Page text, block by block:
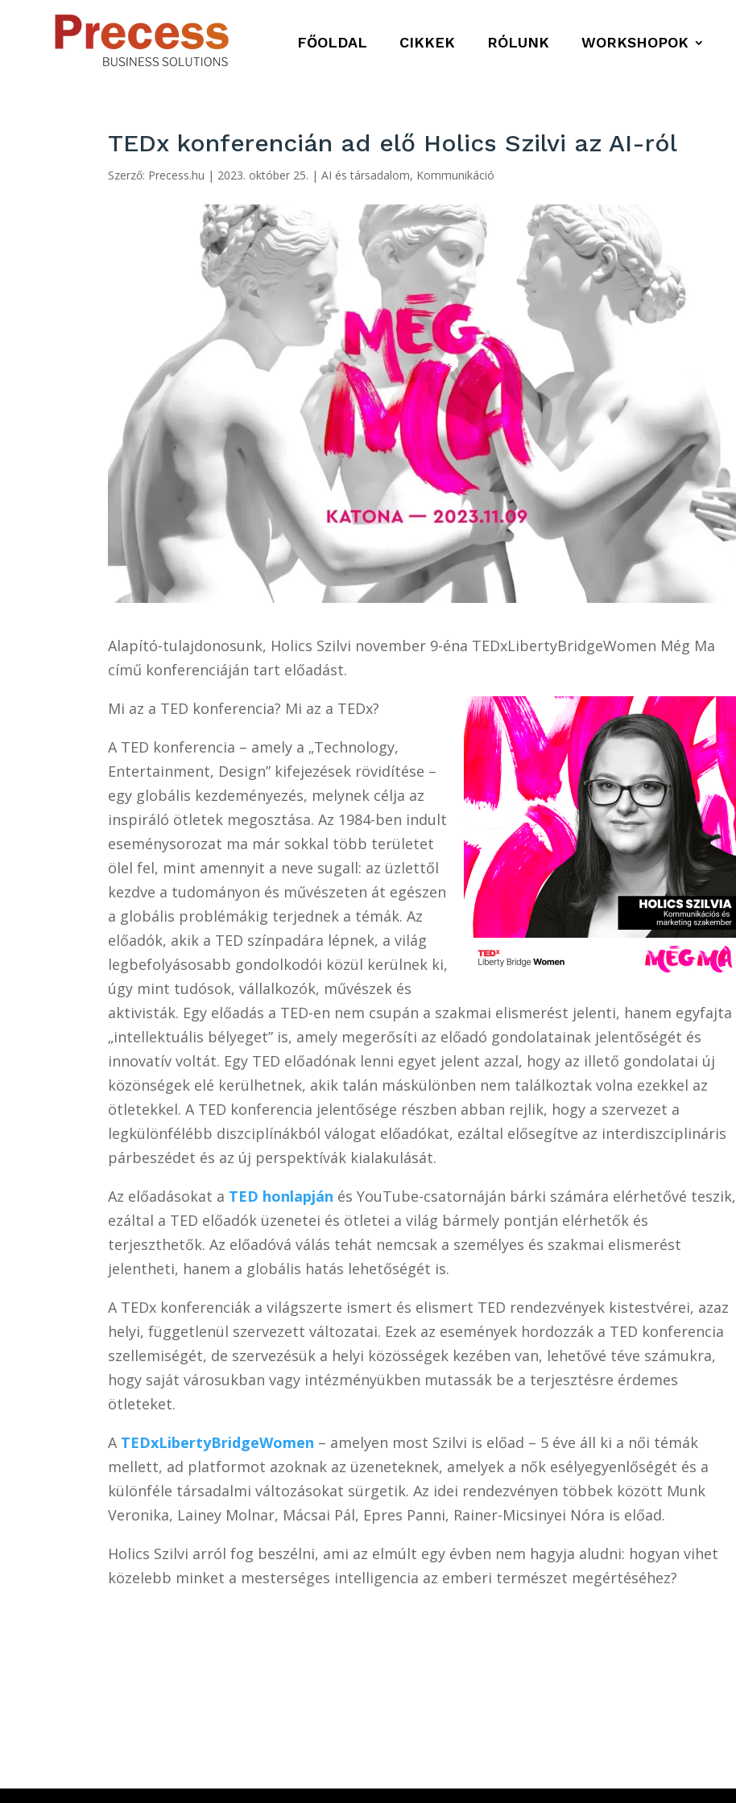
FŐOLDAL CIKKEK RÓLUNK WORKSHOPOK
TEDx konferencián ad elő Holics Szilvi az AI-ról
Szerző: Precess.hu | 2023. október 25. |AI és társadalom, Kommunikáció
Alapító-tulajdonosunk, Holics Szilvi november 9-éna TEDxLibertyBridgeWomen Még Ma
című konferenciáján tart előadást.
Mi az a TED konferencia? Mi az a TEDx?
A TED konferencia – amely a „Technology,
Entertainment, Design” kifejezések rövidítése –
egy globális kezdeményezés, melynek célja az
inspiráló ötletek megosztása. Az 1984-ben indult
eseménysorozat ma már sokkal több területet
ölel fel, mint amennyit a neve sugall: az üzlettől
kezdve a tudományon és művészeten át egészen
a globális problémákig terjednek a témák. Az
előadók, akik a TED színpadára lépnek, a világ
legbefolyásosabb gondolkodói közül kerülnek ki,
úgy mint tudósok, vállalkozók, művészek és
aktivisták. Egy előadás a TED-en nem csupán a szakmai elismerést jelenti, hanem egyfajta
„intellektuális bélyeget” is, amely megerősíti az előadó gondolatainak jelentőségét és
innovatív voltát. Egy TED előadónak lenni egyet jelent azzal, hogy az illető gondolatai új
közönségek elé kerülhetnek, akik talán máskülönben nem találkoztak volna ezekkel az
ötletekkel. A TED konferencia jelentősége részben abban rejlik, hogy a szervezet a
legkülönfélébb diszciplínákból válogat előadókat, ezáltal elősegítve az interdiszciplináris
párbeszédet és az új perspektívák kialakulását.
Az előadásokat a TED honlapján és YouTube-csatornáján bárki számára elérhetővé teszik,
ezáltal a TED előadók üzenetei és ötletei a világ bármely pontján elérhetők és
terjeszthetők. Az előadóvá válás tehát nemcsak a személyes és szakmai elismerést
jelentheti, hanem a globális hatás lehetőségét is.
A TEDx konferenciák a világszerte ismert és elismert TED rendezvények kistestvérei, azaz
helyi, függetlenül szervezett változatai. Ezek az események hordozzák a TED konferencia
szellemiségét, de szervezésük a helyi közösségek kezében van, lehetővé téve számukra,
hogy saját városukban vagy intézményükben mutassák be a terjesztésre érdemes
ötleteket.
A TEDxLibertyBridgeWomen – amelyen most Szilvi is előad – 5 éve áll ki a női témák
mellett, ad platformot azoknak az üzeneteknek, amelyek a nők esélyegyenlőségét és a
különféle társadalmi változásokat sürgetik. Az idei rendezvényen többek között Munk
Veronika, Lainey Molnar, Mácsai Pál, Epres Panni, Rainer-Micsinyei Nóra is előad.
Holics Szilvi arról fog beszélni, ami az elmúlt egy évben nem hagyja aludni: hogyan vihet
közelebb minket a mesterséges intelligencia az emberi természet megértéséhez?